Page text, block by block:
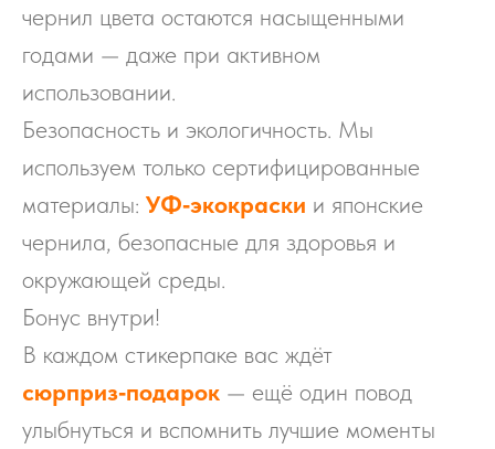
чернил цвета остаются насыщенными
годами — даже при активном
использовании.
Безопасность и экологичность. Мы
используем только сертифицированные
материалы: УФ‑экокраски и японские
чернила, безопасные для здоровья и
окружающей среды.
Бонус внутри!
В каждом стикерпаке вас ждёт
сюрприз‑подарок — ещё один повод
улыбнуться и вспомнить лучшие моменты